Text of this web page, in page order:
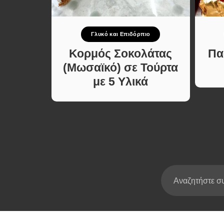
Σούπες
Γλυκό και Επιδόρπιο
Κορμός Σοκολάτας
(Μωσαϊκό) σε Τούρτα
με 5 Υλικά